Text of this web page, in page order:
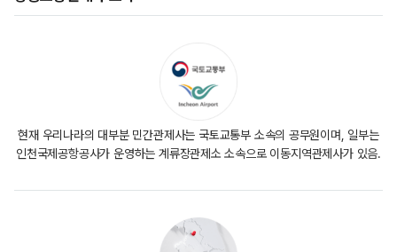
현재 우리나라의 대부분 민간관제사는 국토교통부 소속의 공무원이며, 일부는
인천국제공항공사가 운영하는 계류장관제소 소속으로 이동지역관제사가 있음.